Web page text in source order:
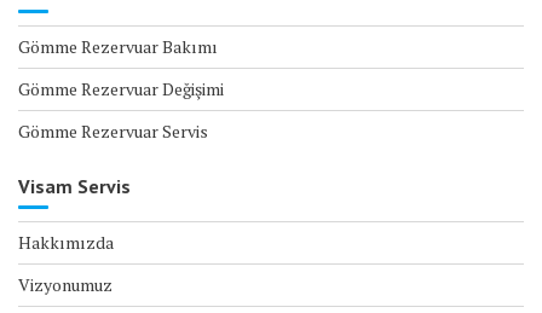
Gömme Rezervuar Bakımı
Gömme Rezervuar Değişimi
Gömme Rezervuar Servis
Visam Servis
Hakkımızda
Vizyonumuz